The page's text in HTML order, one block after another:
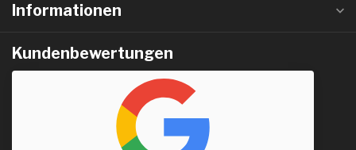
Informationen
Kundenbewertungen